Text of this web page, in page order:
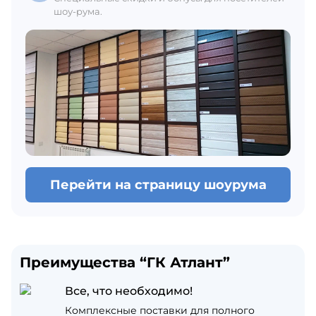
шоу-рума.
Перейти на страницу шоурума
Преимущества “ГК Атлант”
Все, что необходимо!
Комплексные поставки для полного